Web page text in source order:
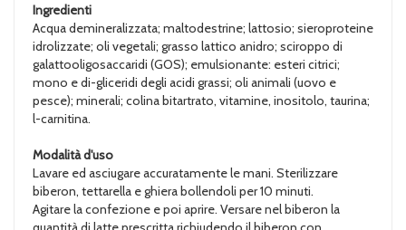
Ingredienti
Acqua demineralizzata; maltodestrine; lattosio; sieroproteine
idrolizzate; oli vegetali; grasso lattico anidro; sciroppo di
galattooligosaccaridi (GOS); emulsionante: esteri citrici;
mono e di-gliceridi degli acidi grassi; oli animali (uovo e
pesce); minerali; colina bitartrato, vitamine, inositolo, taurina;
l-carnitina.
Modalità d'uso
Lavare ed asciugare accuratamente le mani. Sterilizzare
biberon, tettarella e ghiera bollendoli per 10 minuti.
Agitare la confezione e poi aprire. Versare nel biberon la